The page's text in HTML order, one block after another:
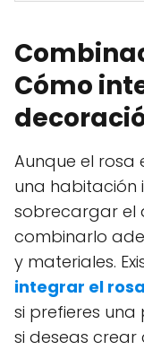
Cómo
Aunque el rosa
una habitación
sobrecargar el
combinarlo
y materiales.
integrar el rosa
si prefieres
si deseas crear